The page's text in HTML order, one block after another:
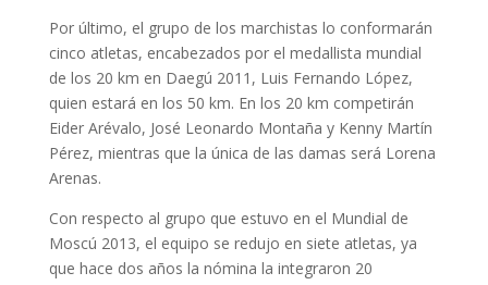
Por último, el grupo de los marchistas lo conformarán
cinco atletas, encabezados por el medallista mundial
de los 20 km en Daegú 2011, Luis Fernando López,
quien estará en los 50 km. En los 20 km competirán
Eider Arévalo, José Leonardo Montaña y Kenny Martín
Pérez, mientras que la única de las damas será Lorena
Arenas.
Con respecto al grupo que estuvo en el Mundial de
Moscú 2013, el equipo se redujo en siete atletas, ya
que hace dos años la nómina la integraron 20